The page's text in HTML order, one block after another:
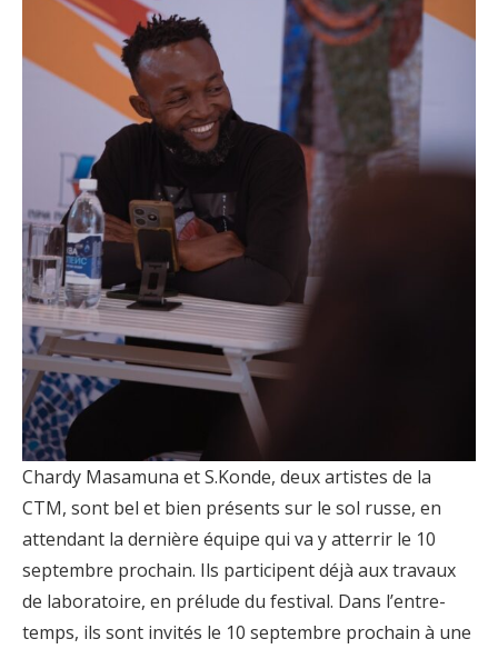
Chardy Masamuna et S.Konde, deux artistes de la
CTM, sont bel et bien présents sur le sol russe, en
attendant la dernière équipe qui va y atterrir le 10
septembre prochain. Ils participent déjà aux travaux
de laboratoire, en prélude du festival. Dans l’entre-
temps, ils sont invités le 10 septembre prochain à une